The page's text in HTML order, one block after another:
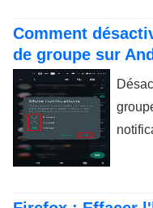
Comment
de groupe sur